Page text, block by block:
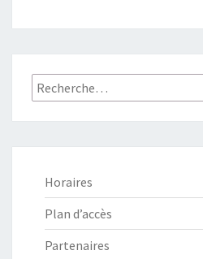
Recherche
:
Horaires
Plan d’accès
Partenaires